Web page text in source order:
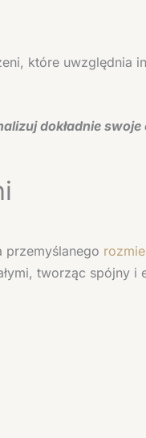
które uwzględnia
dokładnie swoje
przemyślanego
tworząc spójny i